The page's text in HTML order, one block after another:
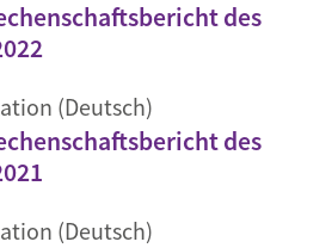
des
(Deutsch)
des
(Deutsch)